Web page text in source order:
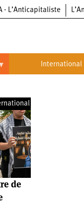
- L’Anticapitaliste
International
Brésil
Chine
États-
Unis
Continents
de